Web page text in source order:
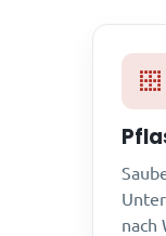
nach